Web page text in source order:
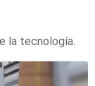
la tecnología.